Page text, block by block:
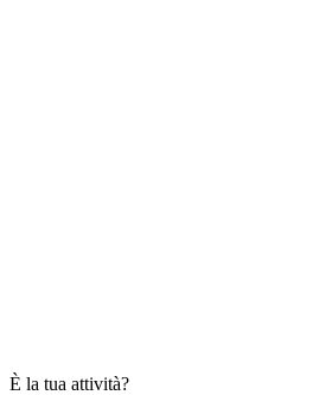
È la tua attività?